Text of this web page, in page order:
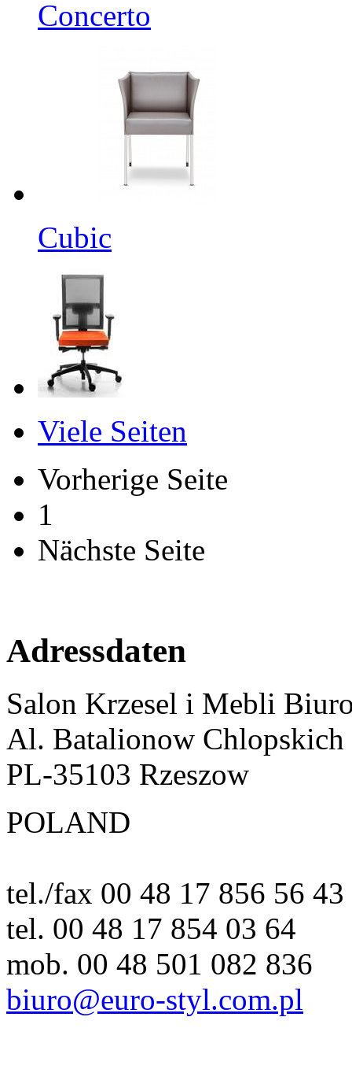
Concerto
Cubic
Viele Seiten
Vorherige Seite
1
Nächste Seite
Adressdaten
Salon Krzesel i Mebli
Al. Batalionow
PL-35103 Rzeszow
POLAND
tel./fax 00 48 17 856 56 43
tel. 00 48 17 854 03 64
mob. 00 48 501 082 836
biuro@euro-styl.com.pl